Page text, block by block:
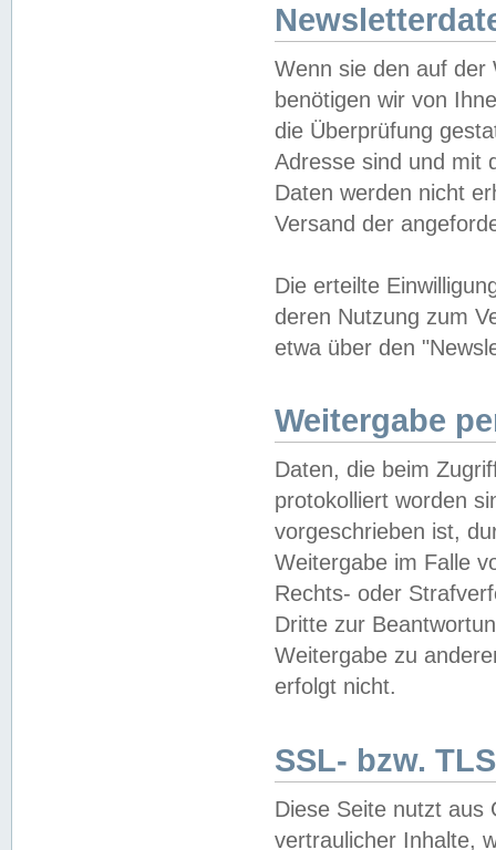
Wenn sie den auf der
benötigen wir von
die Überprüfung
Adresse sind und mit
Daten werden nicht
Versand der
Die erteilte
deren Nutzung zum
etwa über den
Weitergabe
Daten, die beim
protokolliert worden
vorgeschrieben ist,
Weitergabe im Falle
Rechts- oder
Dritte zur
Weitergabe zu
erfolgt nicht.
SSL- bzw.
Diese Seite nutzt aus
vertraulicher Inhalte,